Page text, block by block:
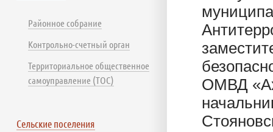
ОМВД
Районное собрание
Контрольно-счетный орган
Территориальное общественное
самоуправление (ТОС)
Сельские поселения